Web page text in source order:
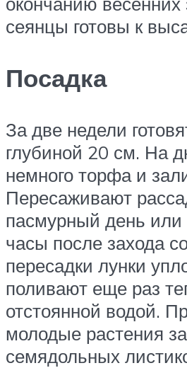
сеянцы готовы к
Посадка
За две недели
глубиной 20 см. На
немного торфа и
Пересаживают
пасмурный день или
часы после захода
пересадки лунки
поливают еще раз
отстоянной водой.
молодые растения
семядольных